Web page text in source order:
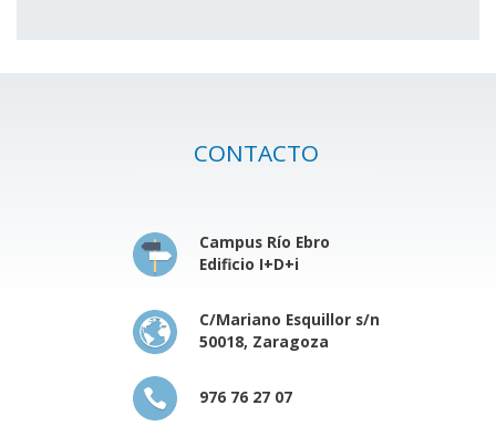
CONTACTO
Campus Río Ebro
Edificio I+D+i
C/Mariano Esquillor s/n
50018, Zaragoza
976 76 27 07